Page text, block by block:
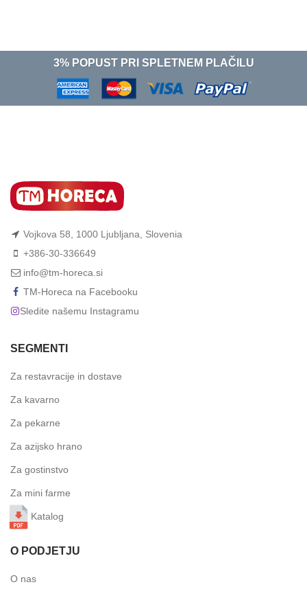
3% POPUST PRI SPLETNEM PLAČILU
Vojkova 58, 1000 Ljubljana, Slovenia
+386-30-336649
info@tm-horeca.si
TM-Horeca na Facebooku
Sledite našemu Instagramu
SEGMENTI
Za restavracije in dostave
Za kavarno
Za pekarne
Za azijsko hrano
Za gostinstvo
Za mini farme
Katalog
O PODJETJU
O nas